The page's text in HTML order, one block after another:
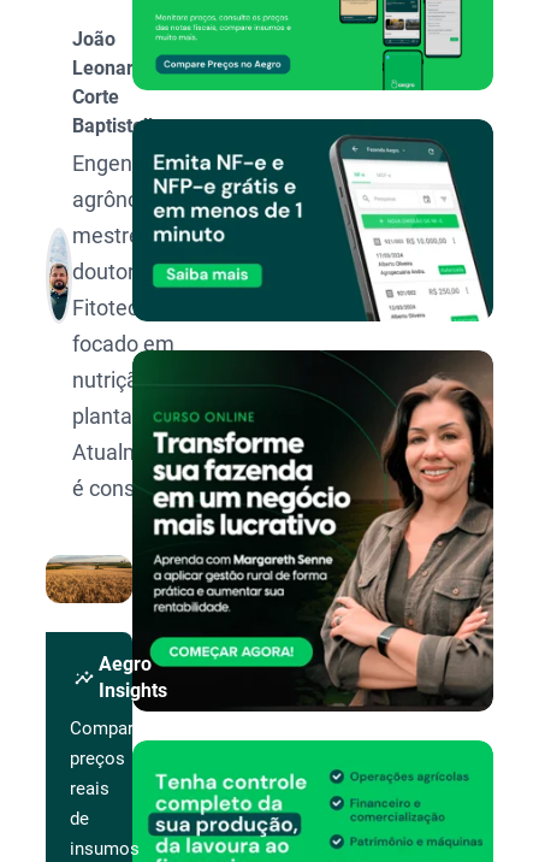
João
Leonardo
Corte
Baptistella
Engenheiro
agrônomo,
mestre e
doutor em
Fitotecnia
focado em
nutrição de
plantas.
Atualmente
é consultor.
insights
Aegro
Insights
Compare
preços
reais
de
insumos